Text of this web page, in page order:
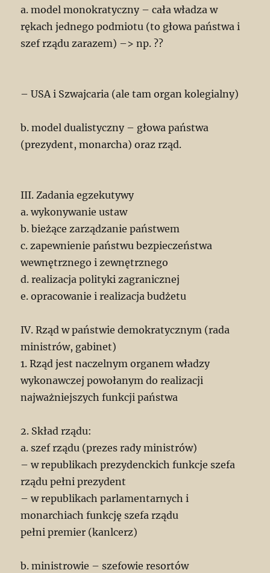
a. model monokratyczny – cała władza w
rękach jednego podmiotu (to głowa państwa i
szef rządu zarazem) –> np. ??
– USA i Szwajcaria (ale tam organ kolegialny)
b. model dualistyczny – głowa państwa
(prezydent, monarcha) oraz rząd.
III. Zadania egzekutywy
a. wykonywanie ustaw
b. bieżące zarządzanie państwem
c. zapewnienie państwu bezpieczeństwa
wewnętrznego i zewnętrznego
d. realizacja polityki zagranicznej
e. opracowanie i realizacja budżetu
IV. Rząd w państwie demokratycznym (rada
ministrów, gabinet)
1. Rząd jest naczelnym organem władzy
wykonawczej powołanym do realizacji
najważniejszych funkcji państwa
2. Skład rządu:
a. szef rządu (prezes rady ministrów)
– w republikach prezydenckich funkcje szefa
rządu pełni prezydent
– w republikach parlamentarnych i
monarchiach funkcję szefa rządu
pełni premier (kanlcerz)
b. ministrowie – szefowie resortów